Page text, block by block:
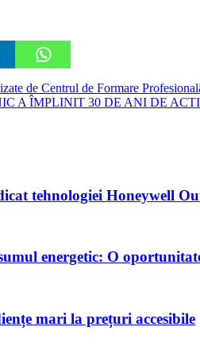
de Centrul de Formare
A ÎMPLINIT 30 DE ANI DE
tehnologiei Honeywell
energetic: O
mari la prețuri accesibile